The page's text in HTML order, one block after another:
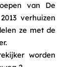
van De
verhuizen
ze met de
worden